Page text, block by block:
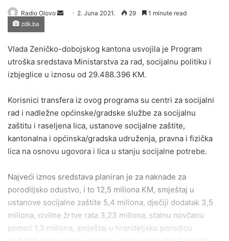
Radio Olovo
Send 2. Juna 2021. 29 1 minute read
zdk.ba
Vlada Zeničko-dobojskog kantona usvojila je Program
utroška sredstava Ministarstva za rad, socijalnu politiku i
izbjeglice u iznosu od 29.488.396 KM.
Korisnici transfera iz ovog programa su centri za socijalni
rad i nadležne općinske/gradske službe za socijalnu
zaštitu i raseljena lica, ustanove socijalne zaštite,
kantonalna i općinska/gradska udruženja, pravna i fizička
lica na osnovu ugovora i lica u stanju socijalne potrebe.
Najveći iznos sredstava planiran je za naknade za
porodiljsko odustvo, i to 12,5 miliona KM, smještaj u
ustanove socijalne zaštite 5,4 miliona, dječiji dodatak 3,5
miliona, civilne žrtve rata 3,23 miliona, stalnu novčanu
pomoć 1,3 miliona, smještaj u hraniteljsku porodicu